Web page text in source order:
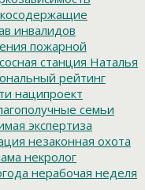
инвалидов
пожарной
станция Наталья
рейтинг
наципроект
семьи
экспертиза
незаконная охота
некролог
нерабочая неделя